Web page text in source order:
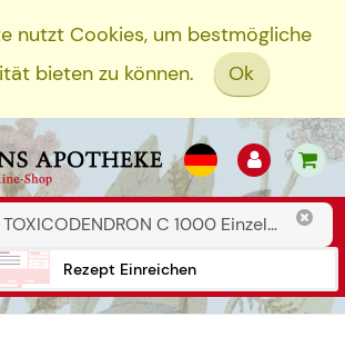
nutzt Cookies, um bestmögliche
bieten zu können.
Ok
Rezept Einreichen